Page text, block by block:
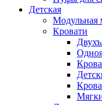
Детская
Модульная
Кровати